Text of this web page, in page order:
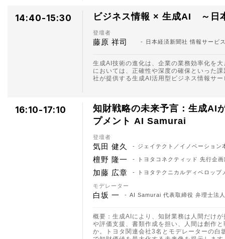
14:40-15:30 ビジネス情報 × 生成AI ～日
登壇者
藤原 祥司 日本経済新聞社 情報サー
生成AI技術の進化は、企業の業務効率化を
においては、正確性や深度の確保といった
社が提供する生成AI活用型ビジネス情報サ
16:10-17:10
知財戦略の未来予言：生成AI
プメント AI Samurai
登壇者
気田 健久 ジェイテクト／イノベーショ
檀野 隆一 トヨタコネクティッド 先行企
加藤 広章 トヨタテクニカルディベロッ
モデレーター
白坂 一 AI Samurai 代表取締役 弁理士法
概要：生成AIにより、知財業務は人間だけ
や評価支援、書類作成を担い、人間は創作
か。トヨタ関連会社3名とモデレーターの白